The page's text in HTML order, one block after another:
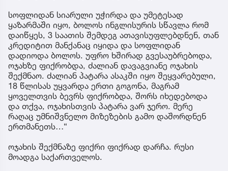
სოფლიდან სიარული უჭირდა და უმეტესად
ყაზარმაში იყო, ბოლოს ინგლისურის სწავლა რომ
დაიწყეს, 3 საათის შემდეგ ათავისუფლებდნენ, თან
კრედიტით მანქანაც იყიდა და სოფლიდან
დადიოდა ბოლოს. უფრო ხშირად გვესაუბრებოდა,
ოჯახზე ფიქრობდა, ძალიან დავაგვიანე ოჯახის
შექმნაო. ძალიან პატარა ასაკში იყო შეყვარებული,
18 წლისას უყვარდა ერთი გოგონა, მაგრამ
ყოველთვის ბევრს ფიქრობდა, შორს იხედებოდა
და თქვა, ოჯახისთვის პატარა ვარ ჯერო. მერე
რაღაც უმნიშვნელო მიზეზების გამო დაშორდნენ
ერთმანეთს…“
ოჯახის შექმნაზე ფიქრი ფიქრად დარჩა. რუსი
მოადგა საქართველოს.